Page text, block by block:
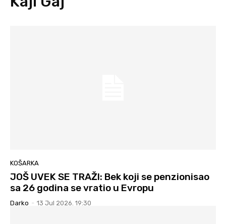
KOŠARKA
JOŠ UVEK SE TRAŽI: Bek koji se penzionisao
sa 26 godina se vratio u Evropu
Darko - 13 Jul 2026. 19:30